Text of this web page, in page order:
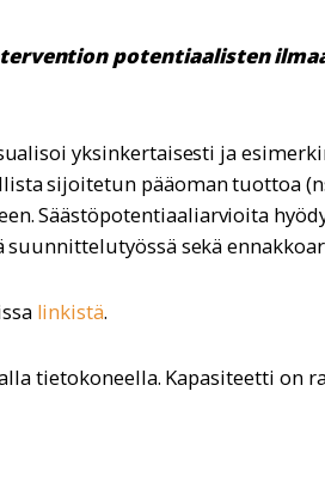
potentiaalisten
yksinkertaisesti ja
sijoitetun pääoman tuottoa
Säästöpotentiaaliarvioita
sekä
linkistä.
tietokoneella. Kapasiteetti on